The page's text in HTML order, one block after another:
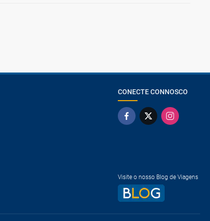
CONECTE CONNOSCO
Visite o nosso Blog de Viagens